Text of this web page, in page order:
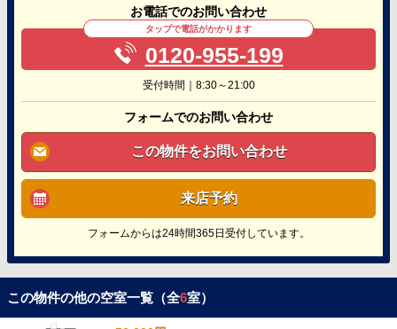
お電話でのお問い合わせ
タップで電話がかかります
0120-955-199
受付時間｜8:30～21:00
フォームでのお問い合わせ
この物件をお問い合わせ
来店予約
フォームからは24時間365日受付しています。
この物件の他の空室一覧（全6室）